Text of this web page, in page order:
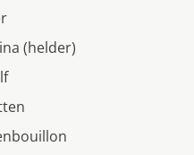
(helder)